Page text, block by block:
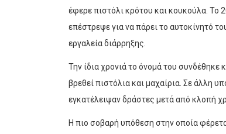
έφερε πιστόλι κρότου και κουκούλα. Το
επέστρεψε για να πάρει το αυτοκίνητό
εργαλεία διάρρηξης.
Την ίδια χρονιά το όνομά του
βρεθεί πιστόλια και μαχαίρια. Σε άλλη
εγκατέλειψαν δράστες μετά από κλοπή
Η πιο σοβαρή υπόθεση στην οποία